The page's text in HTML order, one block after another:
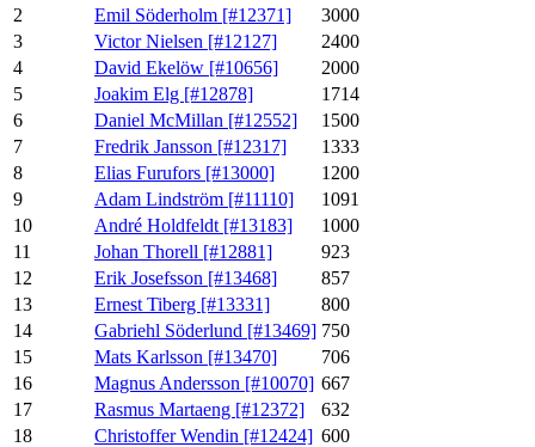
2
Emil Söderholm [#12371]
3000
3
Victor Nielsen [#12127]
2400
4
David Ekelöw [#10656]
2000
5
Joakim Elg [#12878]
1714
6
Daniel McMillan [#12552]
1500
7
Fredrik Jansson [#12317]
1333
8
Elias Furufors [#13000]
1200
9
Adam Lindström [#11110]
1091
10
André Holdfeldt [#13183]
1000
11
Johan Thorell [#12881]
923
12
Erik Josefsson [#13468]
857
13
Ernest Tiberg [#13331]
800
14
Gabriehl Söderlund [#13469] 750
15
Mats Karlsson [#13470]
706
16
Magnus Andersson [#10070] 667
17
Rasmus Martaeng [#12372]
632
18
Christoffer Wendin [#12424] 600